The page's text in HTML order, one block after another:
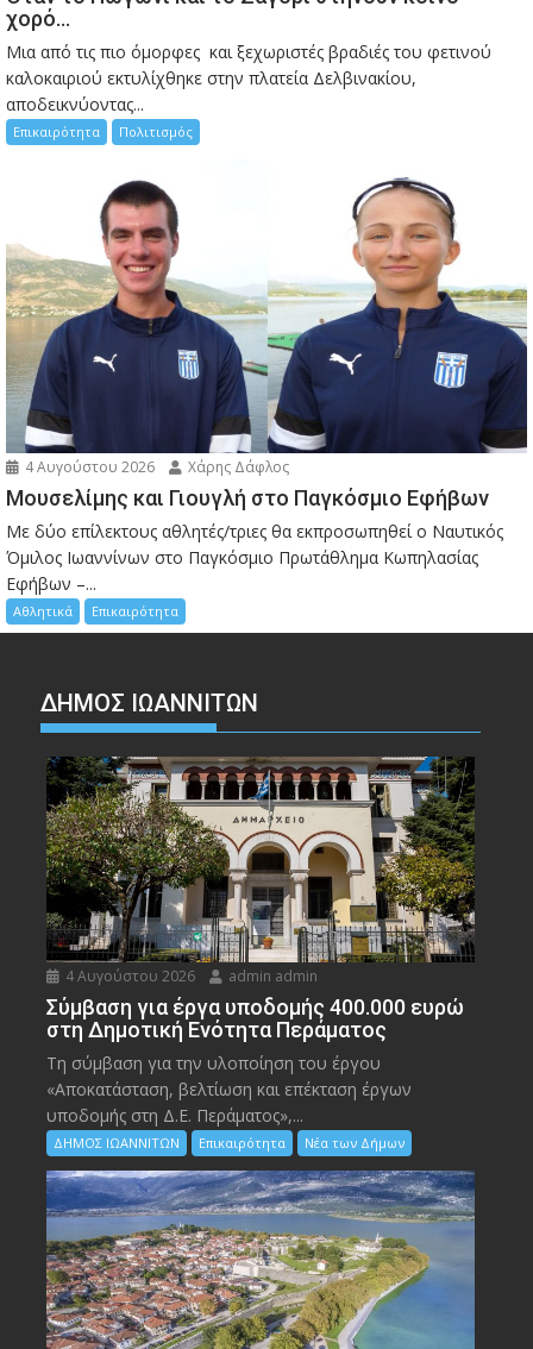
χορό…
Μια από τις πιο όμορφες και ξεχωριστές βραδιές του φετινού
καλοκαιριού εκτυλίχθηκε στην πλατεία Δελβινακίου,
αποδεικνύοντας...
Επικαιρότητα Πολιτισμός
4 Αυγούστου 2026 Χάρης Δάφλος
Μουσελίμης και Γιουγλή στο Παγκόσμιο Εφήβων
Mε δύο επίλεκτους αθλητές/τριες θα εκπροσωπηθεί ο Ναυτικός
Όμιλος Ιωαννίνων στο Παγκόσμιο Πρωτάθλημα Κωπηλασίας
Εφήβων –...
Αθλητικά Επικαιρότητα
ΔΗΜΟΣ ΙΩΑΝΝΙΤΩΝ
4 Αυγούστου 2026 admin admin
Σύμβαση για έργα υποδομής 400.000 ευρώ
στη Δημοτική Ενότητα Περάματος
Τη σύμβαση για την υλοποίηση του έργου
«Αποκατάσταση, βελτίωση και επέκταση έργων
υποδομής στη Δ.Ε. Περάματος»,...
ΔΗΜΟΣ ΙΩΑΝΝΙΤΩΝ Επικαιρότητα Νέα των Δήμων